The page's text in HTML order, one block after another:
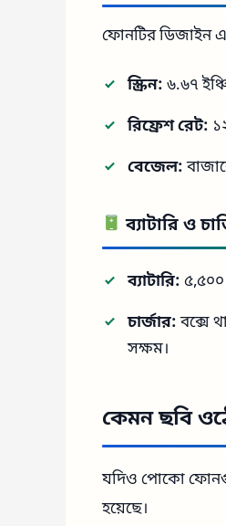
ফোনটির ডিজাইন
স্ক্রিন: ৬.৬৭
রিফ্রেশ রেট:
বেজেল:
ব্যাটারি ও
ব্যাটারি: ৫,৫০০
চার্জার:বক্সে
সক্ষম।
কেমন ছবি
যদিও পোকো
হয়েছে।